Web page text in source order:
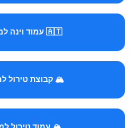
🇦🇹 עמוד וינה למטיילים
🏔️ קבוצת טירול